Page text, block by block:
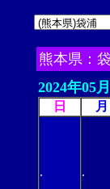
熊本県：
2024年05月
日 月
. .